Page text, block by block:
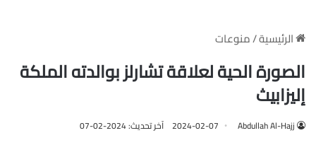
الرئيسية/منوعات
الصورة الحية لعلاقة تشارلز بوالدته الملكة
إليزابيث
Abdullah Al-Hajj
2024-02-07 آخر تحديث: 2024-02-07